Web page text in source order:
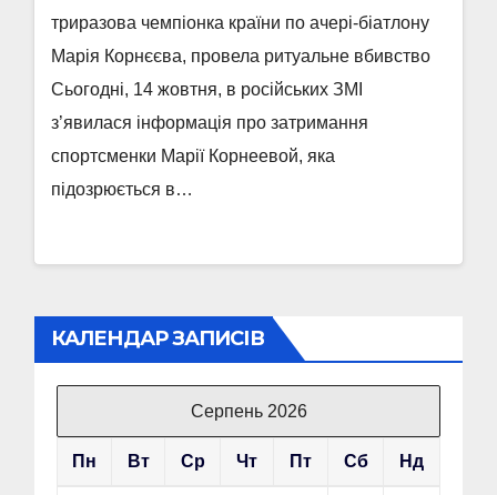
триразова чемпіонка країни по ачері-біатлону
Марія Корнєєва, провела ритуальне вбивство
Сьогодні, 14 жовтня, в російських ЗМІ
з’явилася інформація про затримання
спортсменки Марії Корнеевой, яка
підозрюється в…
КАЛЕНДАР ЗАПИСІВ
Серпень 2026
Пн Вт Ср Чт Пт Сб Нд